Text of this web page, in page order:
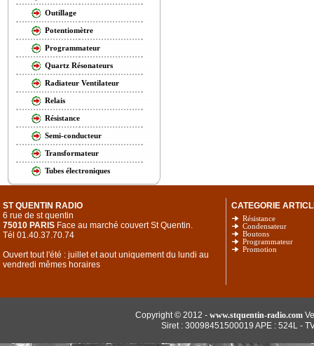
Outillage
Potentiomètre
Programmateur
Quartz Résonateurs
Radiateur Ventilateur
Relais
Résistance
Semi-conducteur
Transformateur
Tubes électroniques
ST QUENTIN RADIO
6 rue de st quentin
75010 PARIS Face au marché couvert St Quentin.
Tél 01.40.37.70.74
Ouvert tout l'été : juillet et aout uniquement du lundi au
vendredi mêmes horaires
CATEGORIE
Résistance
Condensateur
Boutons
Programmateur
Promotion
Copyright © 2012 - www.stquentin-radio.com
Siret : 30098451500019 APE : 524L -